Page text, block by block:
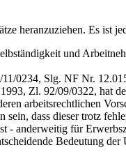
heranzuziehen. Es ist
und
0234, Slg. NF Nr.
Zl. 92/09/0322, hat
arbeitsrechtlichen
dass dieser trotz
- anderweitig für
Bedeutung